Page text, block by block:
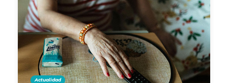
Actualidad